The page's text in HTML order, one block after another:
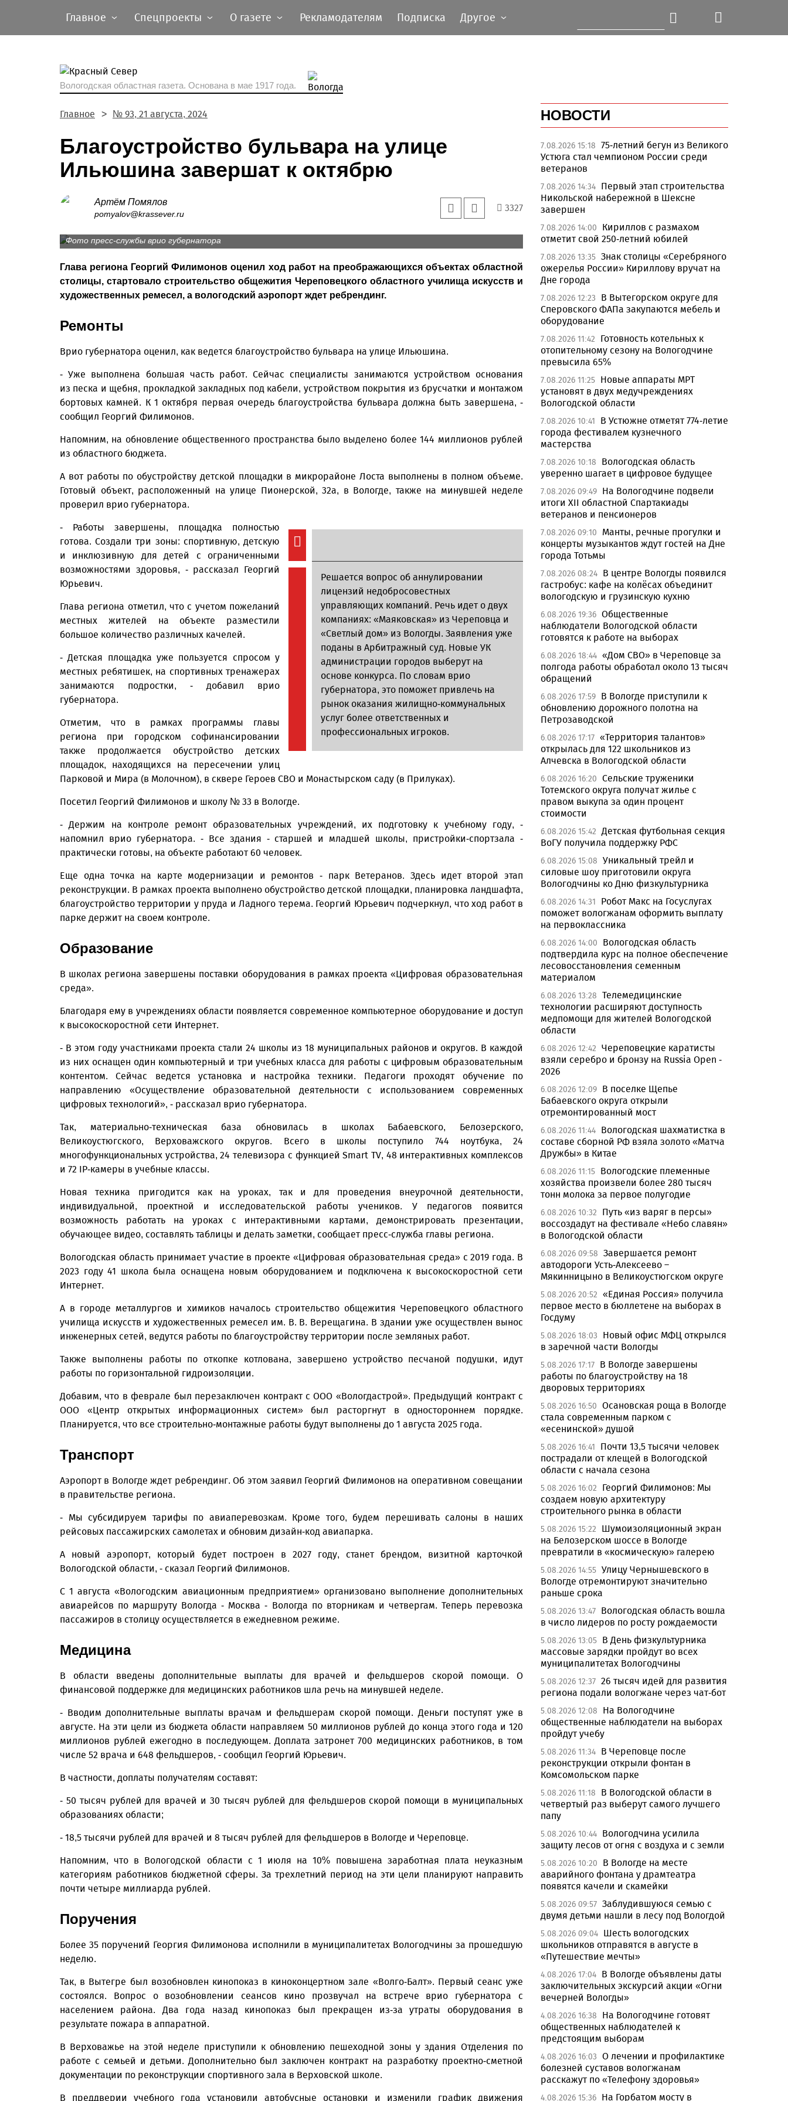
Главное Спецпроекты О газете Рекламодателям Подписка Другое
Вологодская областная газета. Основана в мае 1917 года.
Главное № 93, 21 августа, 2024
Благоустройство бульвара на улице
Ильюшина завершат к октябрю
Артём Помялов
pomyalov@krassever.ru
3327
Фото пресс-службы врио губернатора
Глава региона Георгий Филимонов оценил ход работ на преображающихся объектах областной
столицы, стартовало строительство общежития Череповецкого областного училища искусств и
художественных ремесел, а вологодский аэропорт ждет ребрендинг.
Ремонты
Врио губернатора оценил, как ведется благоустройство бульвара на улице Ильюшина.
- Уже выполнена большая часть работ. Сейчас специалисты занимаются устройством основания
из песка и щебня, прокладкой закладных под кабели, устройством покрытия из брусчатки и монтажом
бортовых камней. К 1 октября первая очередь благоустройства бульвара должна быть завершена, -
сообщил Георгий Филимонов.
Напомним, на обновление общественного пространства было выделено более 144 миллионов рублей
из областного бюджета.
А вот работы по обустройству детской площадки в микрорайоне Лоста выполнены в полном объеме.
Готовый объект, расположенный на улице Пионерской, 32а, в Вологде, также на минувшей неделе
проверил врио губернатора.
Решается вопрос об аннулировании
лицензий недобросовестных
управляющих компаний. Речь идет о двух
компаниях: «Маяковская» из Череповца и
«Светлый дом» из Вологды. Заявления уже
поданы в Арбитражный суд. Новые УК
администрации городов выберут на
основе конкурса. По словам врио
губернатора, это поможет привлечь на
рынок оказания жилищно-коммунальных
услуг более ответственных и
профессиональных игроков.
- Работы завершены, площадка полностью
готова. Создали три зоны: спортивную, детскую
и инклюзивную для детей с ограниченными
возможностями здоровья, - рассказал Георгий
Юрьевич.
Глава региона отметил, что с учетом пожеланий
местных жителей на объекте разместили
большое количество различных качелей.
- Детская площадка уже пользуется спросом у
местных ребятишек, на спортивных тренажерах
занимаются подростки, - добавил врио
губернатора.
Отметим, что в рамках программы главы
региона при городском софинансировании
также продолжается обустройство детских
площадок, находящихся на пересечении улиц
Парковой и Мира (в Молочном), в сквере Героев СВО и Монастырском саду (в Прилуках).
Посетил Георгий Филимонов и школу № 33 в Вологде.
- Держим на контроле ремонт образовательных учреждений, их подготовку к учебному году, -
напомнил врио губернатора. - Все здания - старшей и младшей школы, пристройки-спортзала -
практически готовы, на объекте работают 60 человек.
Еще одна точка на карте модернизации и ремонтов - парк Ветеранов. Здесь идет второй этап
реконструкции. В рамках проекта выполнено обустройство детской площадки, планировка ландшафта,
благоустройство территории у пруда и Ладного терема. Георгий Юрьевич подчеркнул, что ход работ в
парке держит на своем контроле.
Образование
В школах региона завершены поставки оборудования в рамках проекта «Цифровая образовательная
среда».
Благодаря ему в учреждениях области появляется современное компьютерное оборудование и доступ
к высокоскоростной сети Интернет.
- В этом году участниками проекта стали 24 школы из 18 муниципальных районов и округов. В каждой
из них оснащен один компьютерный и три учебных класса для работы с цифровым образовательным
контентом. Сейчас ведется установка и настройка техники. Педагоги проходят обучение по
направлению «Осуществление образовательной деятельности с использованием современных
цифровых технологий», - рассказал врио губернатора.
Так, материально-техническая база обновилась в школах Бабаевского, Белозерского,
Великоустюгского, Верховажского округов. Всего в школы поступило 744 ноутбука, 24
многофункциональных устройства, 24 телевизора с функцией Smart TV, 48 интерактивных комплексов
и 72 IP-камеры в учебные классы.
Новая техника пригодится как на уроках, так и для проведения вне­урочной деятельности,
индивидуальной, проектной и исследовательской работы учеников. У педагогов появится
возможность работать на уроках с интерактивными картами, демонстрировать презентации,
обучающее видео, составлять таблицы и делать заметки, сообщает пресс-служба главы региона.
Вологодская область принимает участие в проекте «Цифровая образовательная среда» с 2019 года. В
2023 году 41 школа была оснащена новым оборудованием и подключена к высокоскоростной сети
Интернет.
А в городе металлургов и химиков началось строительство общежития Череповецкого областного
училища искусств и художественных ремесел им. В. В. Верещагина. В здании уже осуществлен вынос
инженерных сетей, ведутся работы по благоустройству территории после земляных работ.
Также выполнены работы по откопке котлована, завершено устройство песчаной подушки, идут
работы по горизонтальной гидро­изоляции.
Добавим, что в феврале был перезаключен контракт с ООО «Вологдастрой». Предыдущий контракт с
ООО «Центр открытых информационных систем» был расторгнут в одностороннем порядке.
Планируется, что все строительно-монтажные работы будут выполнены до 1 августа 2025 года.
Транспорт
Аэропорт в Вологде ждет ребрендинг. Об этом заявил Георгий Филимонов на оперативном совещании
в правительстве региона.
- Мы субсидируем тарифы по авиаперевозкам. Кроме того, будем перешивать салоны в наших
рейсовых пассажирских самолетах и обновим дизайн-код авиапарка.
А новый аэропорт, который будет построен в 2027 году, станет брендом, визитной карточкой
Вологодской области, - сказал Георгий Филимонов.
С 1 августа «Вологодским авиационным предприятием» организовано выполнение дополнительных
авиарейсов по маршруту Вологда - Москва - Вологда по вторникам и четвергам. Теперь перевозка
пассажиров в столицу осуществляется в ежедневном режиме.
Медицина
В области введены дополнительные выплаты для врачей и фельдшеров скорой помощи. О
финансовой поддержке для медицинских работников шла речь на минувшей неделе.
- Вводим дополнительные выплаты врачам и фельдшерам скорой помощи. Деньги поступят уже в
августе. На эти цели из бюджета области направляем 50 миллионов рублей до конца этого года и 120
миллионов рублей ежегодно в последующем. Доплата затронет 700 медицинских работников, в том
числе 52 врача и 648 фельдшеров, - сообщил Георгий Юрьевич.
В частности, доплаты получателям составят:
- 50 тысяч рублей для врачей и 30 тысяч рублей для фельдшеров скорой помощи в муниципальных
образованиях области;
- 18,5 тысячи рублей для врачей и 8 тысяч рублей для фельдшеров в Вологде и Череповце.
Напомним, что в Вологодской области с 1 июля на 10% повышена заработная плата неуказным
категориям работников бюджетной сферы. За трехлетний период на эти цели планируют направить
почти четыре миллиарда рублей.
Поручения
Более 35 поручений Георгия Филимонова исполнили в муниципалитетах Вологодчины за прошедшую
неделю.
Так, в Вытегре был возобновлен кинопоказ в киноконцертном зале «Волго-Балт». Первый сеанс уже
состоялся. Вопрос о возобновлении сеансов кино прозвучал на встрече врио губернатора с
населением района. Два года назад кинопоказ был прекращен из-за утраты оборудования в
результате пожара в аппаратной.
В Верховажье на этой неделе приступили к обновлению пешеходной зоны у здания Отделения по
работе с семьей и детьми. Дополнительно был заключен контракт на разработку проектно-сметной
документации по реконструкции спортивного зала в Верховской школе.
В преддверии учебного года установили автобусные остановки и изменили график движения
НОВОСТИ
7.08.2026 15:18 75-летний бегун из Великого
Устюга стал чемпионом России среди
ветеранов
7.08.2026 14:34 Первый этап строительства
Никольской набережной в Шексне
завершен
7.08.2026 14:00
Кириллов с размахом
отметит свой 250-летний юбилей
7.08.2026 13:35 Знак столицы «Серебряного
ожерелья России» Кириллову вручат на
Дне города
7.08.2026 12:23
В Вытегорском округе для
Сперовского ФАПа закупаются мебель и
оборудование
7.08.2026 11:42
Готовность котельных к
отопительному сезону на Вологодчине
превысила 65%
7.08.2026 11:25 Новые аппараты МРТ
установят в двух медучреждениях
Вологодской области
7.08.2026 10:41
В Устюжне отметят 774-летие
города фестивалем кузнечного
мастерства
7.08.2026 10:18
Вологодская область
уверенно шагает в цифровое будущее
7.08.2026 09:49 На Вологодчине подвели
итоги XII областной Спартакиады
ветеранов и пенсионеров
7.08.2026 09:10
Манты, речные прогулки и
концерты музыкантов ждут гостей на Дне
города Тотьмы
7.08.2026 08:24 В центре Вологды появился
гастробус: кафе на колёсах объединит
вологодскую и грузинскую кухню
6.08.2026 19:36 Общественные
наблюдатели Вологодской области
готовятся к работе на выборах
6.08.2026 18:44 «Дом СВО» в Череповце за
полгода работы обработал около 13 тысяч
обращений
6.08.2026 17:59 В Вологде приступили к
обновлению дорожного полотна на
Петрозаводской
6.08.2026 17:17 «Территория талантов»
открылась для 122 школьников из
Алчевска в Вологодской области
6.08.2026 16:20 Сельские труженики
Тотемского округа получат жилье с
правом выкупа за один процент
стоимости
6.08.2026 15:42 Детская футбольная секция
ВоГУ получила поддержку РФС
6.08.2026 15:08 Уникальный трейл и
силовые шоу приготовили округа
Вологодчины ко Дню физкультурника
6.08.2026 14:31
Робот Макс на Госуслугах
поможет вологжанам оформить выплату
на первоклассника
6.08.2026 14:00
Вологодская область
подтвердила курс на полное обеспечение
лесовосстановления семенным
материалом
6.08.2026 13:28 Телемедицинские
технологии расширяют доступность
медпомощи для жителей Вологодской
области
6.08.2026 12:42 Череповецкие каратисты
взяли серебро и бронзу на Russia Open -
2026
6.08.2026 12:09 В поселке Щепье
Бабаевского округа открыли
отремонтированный мост
6.08.2026 11:44 Вологодская шахматистка в
составе сборной РФ взяла золото «Матча
Дружбы» в Китае
6.08.2026 11:15 Вологодские племенные
хозяйства произвели более 280 тысяч
тонн молока за первое полугодие
6.08.2026 10:32
Путь «из варяг в персы»
воссоздадут на фестивале «Небо славян»
в Вологодской области
6.08.2026 09:58 Завершается ремонт
автодороги Усть-Алексеево –
Мякинницыно в Великоустюгском округе
5.08.2026 20:52 «Единая Россия» получила
первое место в бюллетене на выборах в
Госдуму
5.08.2026 18:03
Новый офис МФЦ открылся
в заречной части Вологды
5.08.2026 17:17 В Вологде завершены
работы по благоустройству на 18
дворовых территориях
5.08.2026 16:50 Осановская роща в Вологде
стала современным парком с
«есенинской» душой
5.08.2026 16:41
Почти 13,5 тысячи человек
пострадали от клещей в Вологодской
области с начала сезона
5.08.2026 16:02
Георгий Филимонов: Мы
создаем новую архитектуру
строительного рынка в области
5.08.2026 15:22
Шумоизоляционный экран
на Белозерском шоссе в Вологде
превратили в «космическую» галерею
5.08.2026 14:55 Улицу Чернышевского в
Вологде отремонтируют значительно
раньше срока
5.08.2026 13:47 Вологодская область вошла
в число лидеров по росту рождаемости
5.08.2026 13:05 В День физкультурника
массовые зарядки пройдут во всех
муниципалитетах Вологодчины
5.08.2026 12:37 26 тысяч идей для развития
региона подали вологжане через чат-бот
5.08.2026 12:08
На Вологодчине
общественные наблюдатели на выборах
пройдут учебу
5.08.2026 11:34 В Череповце после
реконструкции открыли фонтан в
Комсомольском парке
5.08.2026 11:18
В Вологодской области в
четвертый раз выберут самого лучшего
папу
5.08.2026 10:44 Вологодчина усилила
защиту лесов от огня с воздуха и с земли
5.08.2026 10:20
В Вологде на месте
аварийного фонтана у драмтеатра
появятся качели и скамейки
5.08.2026 09:57 Заблудившуюся семью с
двумя детьми нашли в лесу под Вологдой
5.08.2026 09:04 Шесть вологодских
школьников отправятся в августе в
«Путешествие мечты»
4.08.2026 17:04 В Вологде объявлены даты
заключительных экскурсий акции «Огни
вечерней Вологды»
4.08.2026 16:38
На Вологодчине готовят
общественных наблюдателей к
предстоящим выборам
4.08.2026 16:03 О лечении и профилактике
болезней суставов вологжанам
расскажут по «Телефону здоровья»
4.08.2026 15:36 На Горбатом мосту в